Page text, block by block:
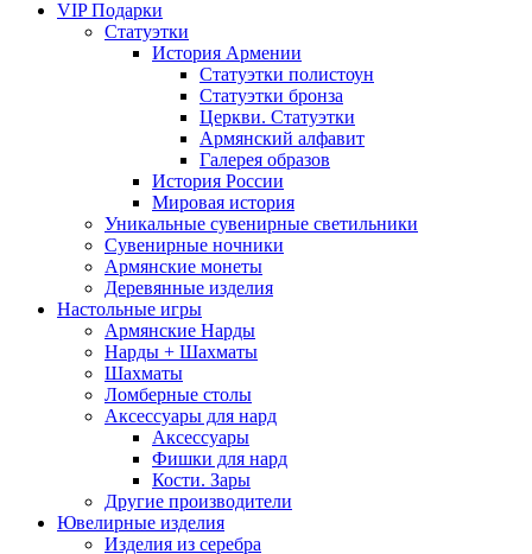
VIP Подарки
Статуэтки
История Армении
Статуэтки полистоун
Статуэтки бронза
Церкви. Статуэтки
Армянский алфавит
Галерея образов
История России
Мировая история
Уникальные сувенирные светильники
Сувенирные ночники
Армянские монеты
Деревянные изделия
Настольные игры
Армянские Нарды
Нарды + Шахматы
Шахматы
Ломберные столы
Аксессуары для нард
Аксессуары
Фишки для нард
Кости. Зары
Другие производители
Ювелирные изделия
Изделия из серебра